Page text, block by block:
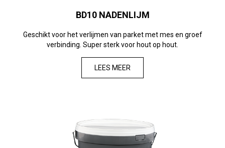
BD10 NADENLIJM
Geschikt voor het verlijmen van parket met mes en groef
verbinding. Super sterk voor hout op hout.
LEES MEER